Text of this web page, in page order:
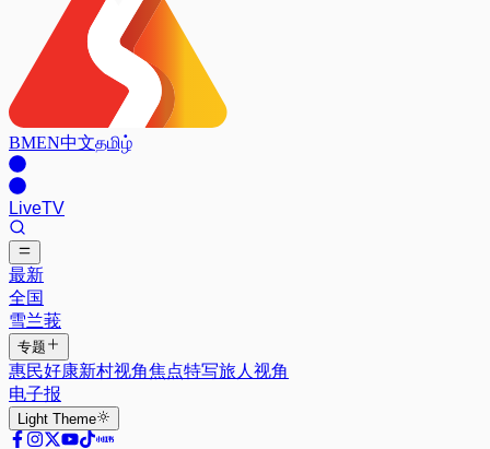
BMEN中文தமிழ்
LiveTV
最新
全国
雪兰莪
专题
惠民好康新村视角焦点特写旅人视角
电子报
Light Theme